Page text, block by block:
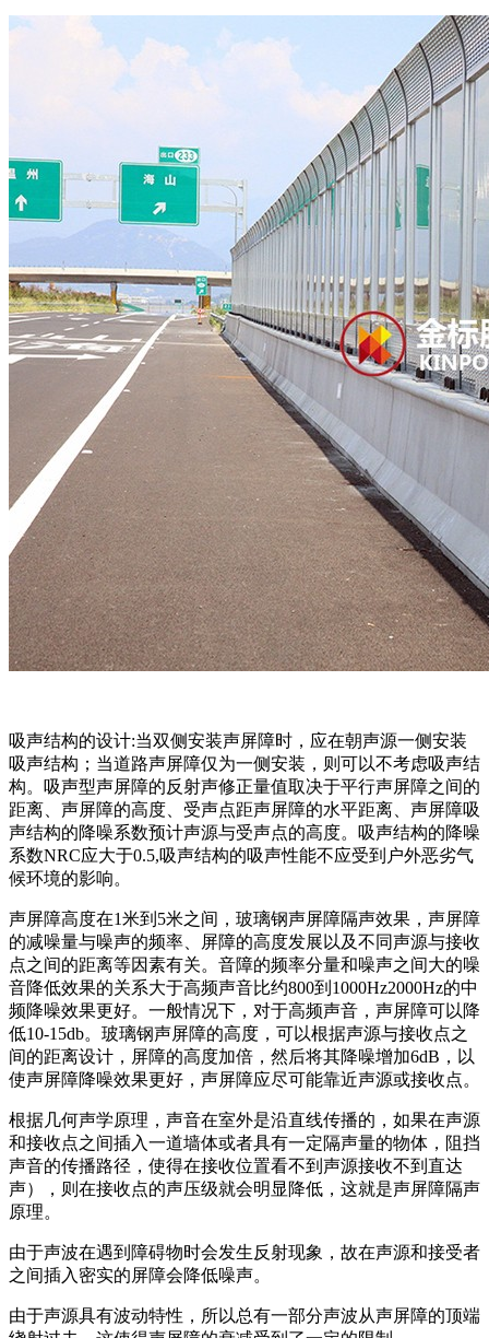
吸声结构的设计:当双侧安装声屏障时，应在朝声源一侧安装
吸声结构；当道路声屏障仅为一侧安装，则可以不考虑吸声结
构。吸声型声屏障的反射声修正量值取决于平行声屏障之间的
距离、声屏障的高度、受声点距声屏障的水平距离、声屏障吸
声结构的降噪系数预计声源与受声点的高度。吸声结构的降噪
系数NRC应大于0.5,吸声结构的吸声性能不应受到户外恶劣气
候环境的影响。
声屏障高度在1米到5米之间，玻璃钢声屏障隔声效果，声屏障
的减噪量与噪声的频率、屏障的高度发展以及不同声源与接收
点之间的距离等因素有关。音障的频率分量和噪声之间大的噪
音降低效果的关系大于高频声音比约800到1000Hz2000Hz的中
频降噪效果更好。一般情况下，对于高频声音，声屏障可以降
低10-15db。玻璃钢声屏障的高度，可以根据声源与接收点之
间的距离设计，屏障的高度加倍，然后将其降噪增加6dB，以
使声屏障降噪效果更好，声屏障应尽可能靠近声源或接收点。
根据几何声学原理，声音在室外是沿直线传播的，如果在声源
和接收点之间插入一道墙体或者具有一定隔声量的物体，阻挡
声音的传播路径，使得在接收位置看不到声源接收不到直达
声），则在接收点的声压级就会明显降低，这就是声屏障隔声
原理。
由于声波在遇到障碍物时会发生反射现象，故在声源和接受者
之间插入密实的屏障会降低噪声。
由于声源具有波动特性，所以总有一部分声波从声屏障的顶端